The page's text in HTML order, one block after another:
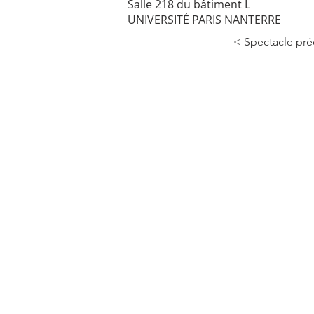
Salle 218 du bâtiment L
UNIVERSITÉ PARIS NANTERRE
< Spectacle